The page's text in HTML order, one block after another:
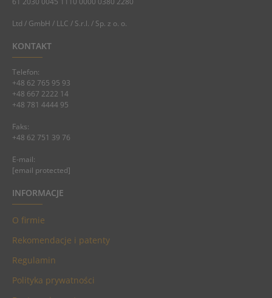
Ltd / GmbH / LLC / S.r.l. / Sp. z o. o.
KONTAKT
Telefon:
+48 62 765 95 93
+48 667 2222 14
+48 781 4444 95
Faks:
+48 62 751 39 76
E-mail:
[email protected]
INFORMACJE
O firmie
Rekomendacje i patenty
Regulamin
Polityka prywatności